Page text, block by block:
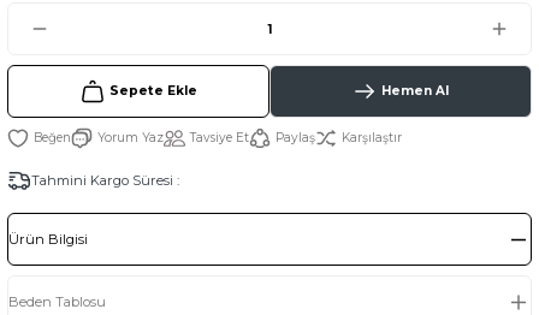
Sepete Ekle Hemen Al
Yorum Yaz Tavsiye Et Paylaş Karşılaştır
Tahmini Kargo Süresi :
Ürün Bilgisi
Beden Tablosu